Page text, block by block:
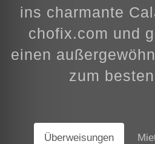
ins charmante
chofix.com und
einen
zum
Überweisungen